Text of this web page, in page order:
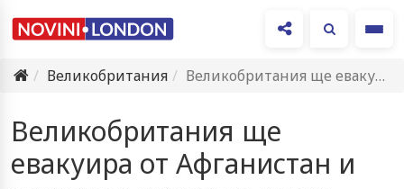
Великобритания
Великобритания ще евакуира от Афганистан и приют за кучета и…
Великобритания ще
евакуира от Афганистан и